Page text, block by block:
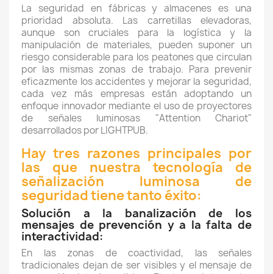
La seguridad en fábricas y almacenes es una
prioridad absoluta. Las carretillas elevadoras,
aunque son cruciales para la logística y la
manipulación de materiales, pueden suponer un
riesgo considerable para los peatones que circulan
por las mismas zonas de trabajo. Para prevenir
eficazmente los accidentes y mejorar la seguridad,
cada vez más empresas están adoptando un
enfoque innovador mediante el uso de proyectores
de señales luminosas "Attention Chariot"
desarrollados por LIGHTPUB.
Hay tres razones principales por
las que nuestra tecnología de
señalización luminosa de
seguridad tiene tanto éxito:
Solución a la banalización de los
mensajes de prevención y a la falta de
interactividad:
En las zonas de coactividad, las señales
tradicionales dejan de ser visibles y el mensaje de